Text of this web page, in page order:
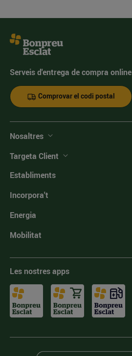
Serveis d'entrega de compra online
Comprovar el codi postal
Nosaltres
Targeta Client
Establiments
Incorpora't
Energia
Mobilitat
Les nostres apps